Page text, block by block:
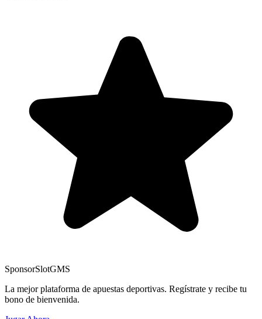
SponsorSlotGMS
La mejor plataforma de apuestas deportivas. Regístrate y recibe tu
bono de bienvenida.